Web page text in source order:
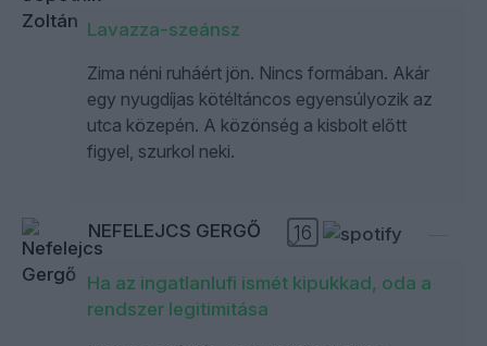
Lavazza-szeánsz
Zima néni ruháért jön. Nincs formában. Akár
egy nyugdíjas kötéltáncos egyensúlyozik az
utca közepén. A közönség a kisbolt előtt
figyel, szurkol neki.
NEFELEJCS GERGŐ 16
Ha az ingatlanlufi ismét kipukkad, oda a
rendszer legitimitása